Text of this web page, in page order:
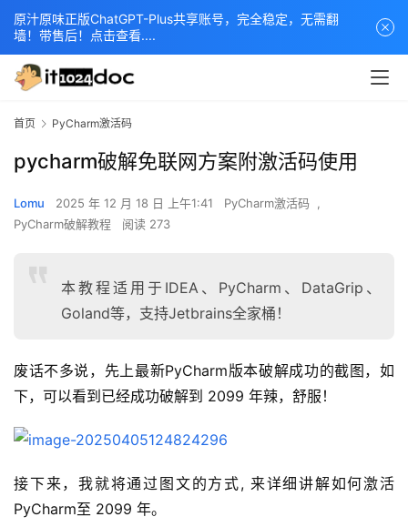
首页 PyCharm激活码
pycharm破解免联网方案附激活码使用
Lomu 2025 年 12 月 18 日 上午1:41 PyCharm激活码
,
PyCharm破解教程
阅读 273
本教程适用于IDEA、PyCharm、DataGrip、
Goland等，支持Jetbrains全家桶！
废话不多说，先上最新PyCharm版本破解成功的截图，如
下，可以看到已经成功破解到 2099 年辣，舒服！
接下来，我就将通过图文的方式, 来详细讲解如何激活
PyCharm至 2099 年。
原汁原味正版ChatGPT-Plus共享账号，完全稳定，无需翻
墙！带售后！点击查看....